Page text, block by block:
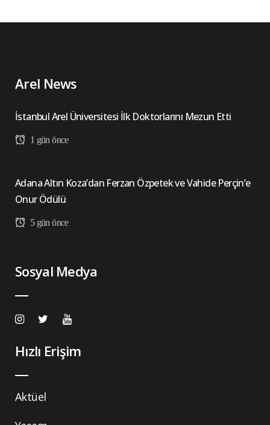
Arel News
İstanbul Arel Üniversitesi İlk Doktorlarını Mezun Etti
1 gün önce
Adana Altın Koza’dan Ferzan Özpetek ve Vahide Perçin’e
Onur Ödülü
5 gün önce
Sosyal Medya
Hızlı Erişim
Aktüel